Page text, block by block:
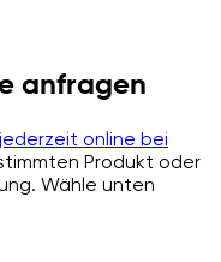
anfragen
online bei
Produkt oder
Wähle unten